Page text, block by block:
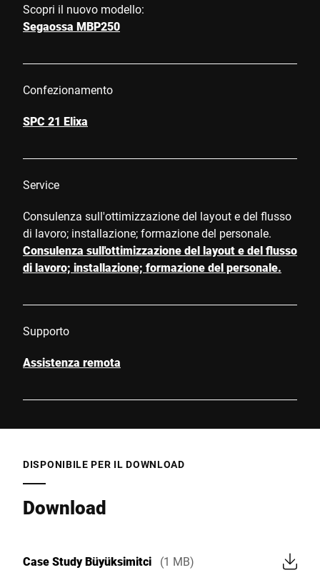
Scopri il nuovo modello:
Segaossa MBP250
Confezionamento
SPC 21 Elixa
Service
Consulenza sull'ottimizzazione del layout e del flusso
di lavoro; installazione; formazione del personale.
Consulenza sull'ottimizzazione del layout e del flusso
di lavoro; installazione; formazione del personale.
Supporto
Assistenza remota
DISPONIBILE PER IL DOWNLOAD
Download
Case Study Büyüksimitci (1 MB)